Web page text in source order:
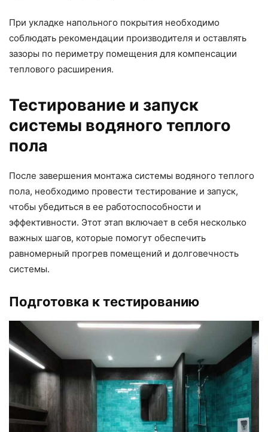
При укладке напольного покрытия необходимо
соблюдать рекомендации производителя и оставлять
зазоры по периметру помещения для компенсации
теплового расширения.
Тестирование и запуск
системы водяного теплого
пола
После завершения монтажа системы водяного теплого
пола, необходимо провести тестирование и запуск,
чтобы убедиться в ее работоспособности и
эффективности. Этот этап включает в себя несколько
важных шагов, которые помогут обеспечить
равномерный прогрев помещений и долговечность
системы.
Подготовка к тестированию